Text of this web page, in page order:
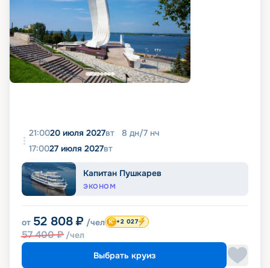
21:0020 июля 2027вт 8 дн/7 нч
17:0027 июля 2027вт
Капитан Пушкарев
ЭКОНОМ
от 52 808 ₽ /чел
57 400₽ /чел
+2 027
Выбрать круиз